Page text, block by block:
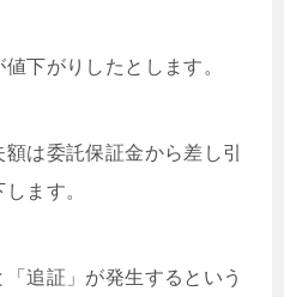
下がりしたとします。
は委託保証金から差し引
ます。
追証」が発生するという